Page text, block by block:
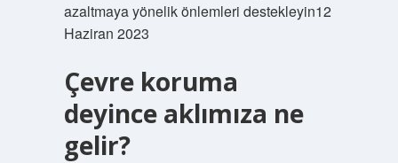
azaltmaya yönelik önlemleri destekleyin12
Haziran 2023
Çevre koruma
deyince aklımıza ne
gelir?